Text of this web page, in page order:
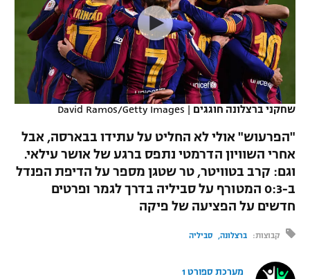
VOD
רץ ברשת
תוצאות
לוח שידורים
ברחבה
נבחרת ישראל
מכבי חיפה
בית"ר ירושלים
מכבי תל אביב
הפועל תל אביב
הפועל חיפה
ליגה ספרדית
ליגה איטלקית
ליגה צרפתית
ליגה הולנדית
ליגה ברזילאית
ליגות נוספות
כדורסל נשים
מכבי תל אביב
הפועל חולון
הפועל ירושלים
דני אבדיה
יורוליג
יורוקאפ
טניס
כדוריד
כדורעף
שחייה
ג'ודו
אגרוף
ספורט אולימפי
UFC
שחקני ברצלונה חוגגים |
David Ramos/Getty Images
"הפרעוש" אולי לא החליט על עתידו בבארסה, אבל
אחרי השוויון הדרמטי נתפס ברגע של אושר עילאי.
וגם: קרב בטוויטר, טר שטגן מספר על הדיפת הפנדל
ב-0:3 המטורף על סביליה בדרך לגמר ופרטים
חדשים על הפציעה של פיקה
קבוצות: ברצלונה סביליה
מערכת ספורט 1